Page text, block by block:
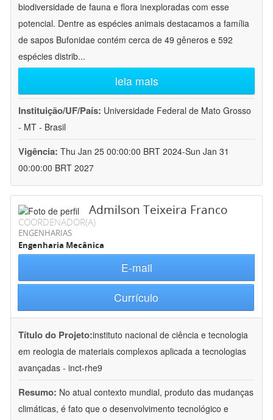
biodiversidade de fauna e flora inexploradas com esse
potencial. Dentre as espécies animais destacamos a família
de sapos Bufonidae contém cerca de 49 gêneros e 592
espécies distrib...
leia mais
Instituição/UF/País: Universidade Federal de Mato Grosso
- MT - Brasil
Vigência: Thu Jan 25 00:00:00 BRT 2024-Sun Jan 31
00:00:00 BRT 2027
Admilson Teixeira Franco
COORDENADOR(A)
ENGENHARIAS
Engenharia Mecânica
E-mail
Currículo
Título do Projeto:instituto nacional de ciência e tecnologia
em reologia de materiais complexos aplicada a tecnologias
avançadas - inct-rhe9
Resumo: No atual contexto mundial, produto das mudanças
climáticas, é fato que o desenvolvimento tecnológico e